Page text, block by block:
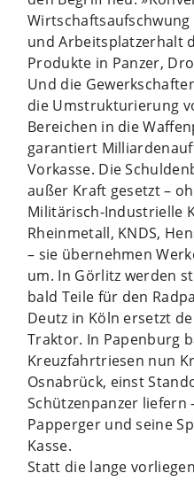
und Arbeitsplatzerhalt
Produkte in Panzer,
Und die
die Umstrukturierung
Bereichen in die
garantiert
Vorkasse. Die
außer Kraft gesetzt –
Militärisch-Industrielle
Rheinmetall, KNDS,
– sie übernehmen
um. In Görlitz werden
bald Teile für den
Deutz in Köln ersetzt
Traktor. In Papenburg
Kreuzfahrtriesen nun
Osnabrück, einst
Schützenpanzer liefern
Papperger und seine
Kasse.
Statt die lange